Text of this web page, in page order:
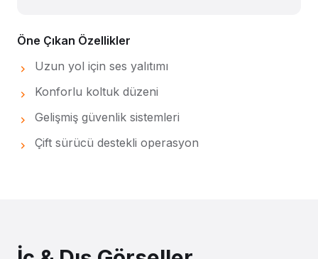
Öne Çıkan Özellikler
Uzun yol için ses yalıtımı
Konforlu koltuk düzeni
Gelişmiş güvenlik sistemleri
Çift sürücü destekli operasyon